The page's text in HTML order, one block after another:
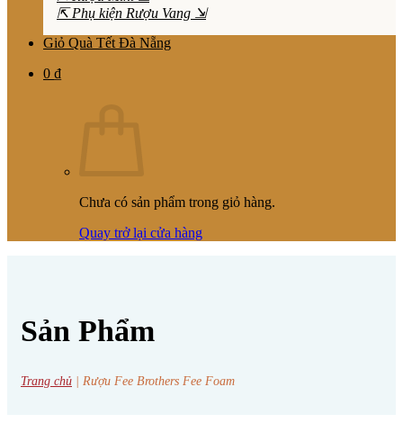
⇱ Phụ kiện Rượu Vang ⇲
Giỏ Quà Tết Đà Nẵng
0 ₫
Chưa có sản phẩm trong giỏ hàng.
Quay trở lại cửa hàng
Sản Phẩm
Trang chủ Rượu Fee Brothers Fee Foam